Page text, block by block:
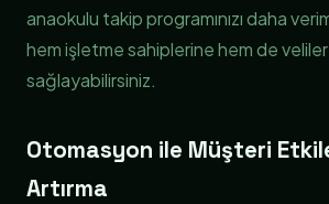
anaokulu takip programınızı daha
hem işletme sahiplerine hem de
sağlayabilirsiniz.
Otomasyon ile Müşteri
Artırma